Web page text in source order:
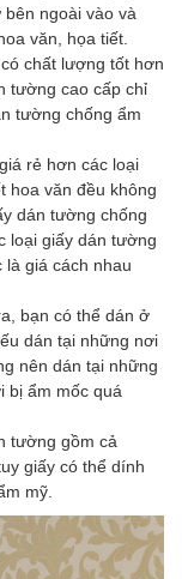
ngoài vào và
văn, họa tiết.
chất lượng tốt hơn
tường cao cấp chỉ
tường chống ẩm
rẻ hơn các loại
hoa văn đều không
dán tường chống
loại giấy dán tường
giá cách nhau
bạn có thể dán ở
dán tại những nơi
nên dán tại những
bị ẩm mốc quá
tường gồm cả
giấy có thể dính
mỹ.